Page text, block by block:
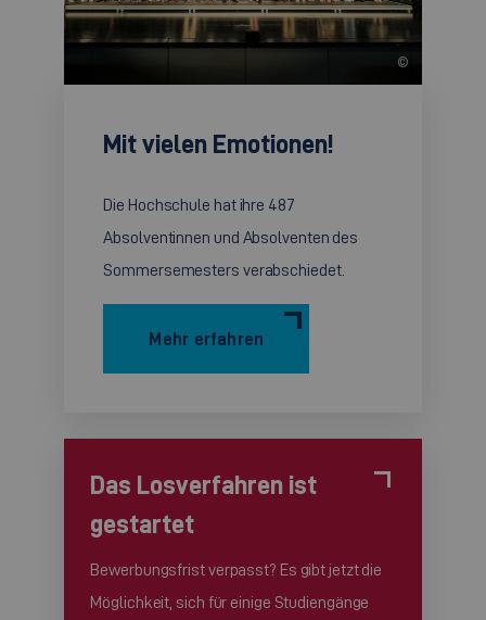
Mit vielen Emotionen!
Die Hochschule hat ihre 487
Absolventinnen und Absolventen des
Sommersemesters verabschiedet.
Mehr erfahren
©
Das Losverfahren ist
gestartet
Bewerbungsfrist verpasst? Es gibt jetzt die
Möglichkeit, sich für einige Studiengänge